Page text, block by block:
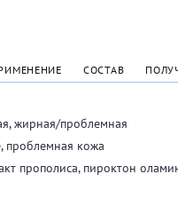
СОСТАВ
жирная/проблемная
проблемная кожа
прополиса, пироктон